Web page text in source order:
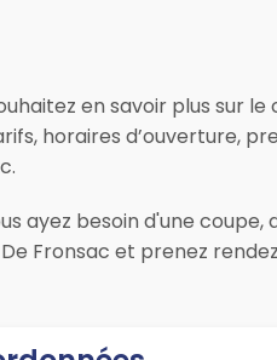
en savoir plus sur
horaires d’ouverture,
ayez besoin d'une
Fronsac et prenez